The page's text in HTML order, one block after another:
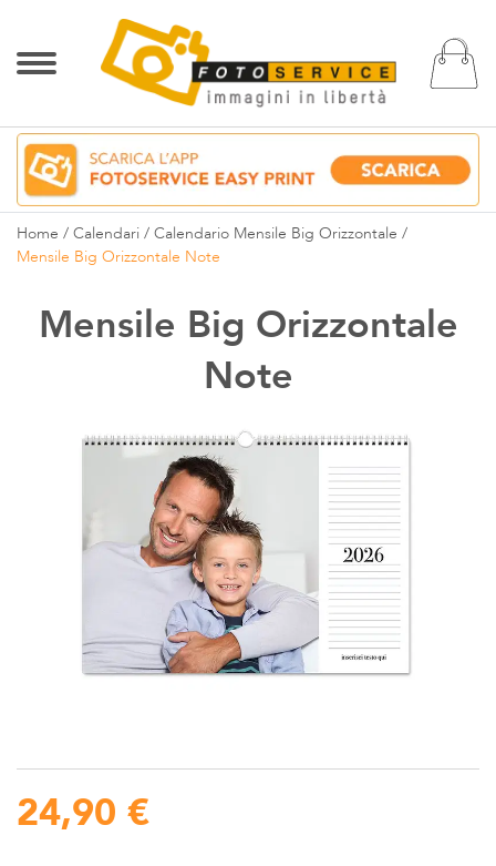
Home Calendari
Calendario Mensile Big Orizzontale
Mensile Big Orizzontale Note
Mensile Big Orizzontale
Note
24,90 €
della
di